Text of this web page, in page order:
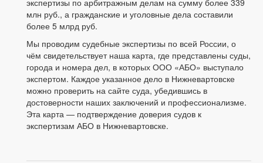
экспертизы по арбитражным делам на сумму более 339
млн руб., а гражданские и уголовные дела составили
более 5 млрд руб.
Мы проводим судебные экспертизы по всей России, о
чём свидетельствует наша карта, где представлены суды,
города и номера дел, в которых ООО «АБО» выступало
экспертом. Каждое указанное дело в Нижневартовске
можно проверить на сайте суда, убедившись в
достоверности наших заключений и профессионализме.
Эта карта — подтверждение доверия судов к
экспертизам АБО в Нижневартовске.